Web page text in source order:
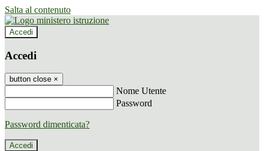
Salta al contenuto
Accedi
Accedi
button close ×
Nome Utente
Password
Password dimenticata?